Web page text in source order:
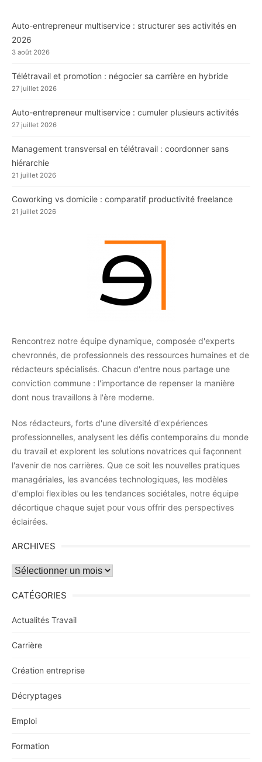
Auto-entrepreneur multiservice : structurer ses activités en
2026
3 août 2026
Télétravail et promotion : négocier sa carrière en hybride
27 juillet 2026
Auto-entrepreneur multiservice : cumuler plusieurs activités
27 juillet 2026
Management transversal en télétravail : coordonner sans
hiérarchie
21 juillet 2026
Coworking vs domicile : comparatif productivité freelance
21 juillet 2026
Rencontrez notre équipe dynamique, composée d'experts
chevronnés, de professionnels des ressources humaines et de
rédacteurs spécialisés. Chacun d'entre nous partage une
conviction commune : l'importance de repenser la manière
dont nous travaillons à l'ère moderne.
Nos rédacteurs, forts d'une diversité d'expériences
professionnelles, analysent les défis contemporains du monde
du travail et explorent les solutions novatrices qui façonnent
l'avenir de nos carrières. Que ce soit les nouvelles pratiques
managériales, les avancées technologiques, les modèles
d'emploi flexibles ou les tendances sociétales, notre équipe
décortique chaque sujet pour vous offrir des perspectives
éclairées.
ARCHIVES
Archives
CATÉGORIES
Actualités Travail
Carrière
Création entreprise
Décryptages
Emploi
Formation